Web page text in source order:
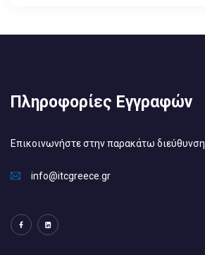
Πληροφορίες Εγγραφών
Επικοινωνήστε στην παρακάτω διεύθυνση.
info@itcgreece.gr